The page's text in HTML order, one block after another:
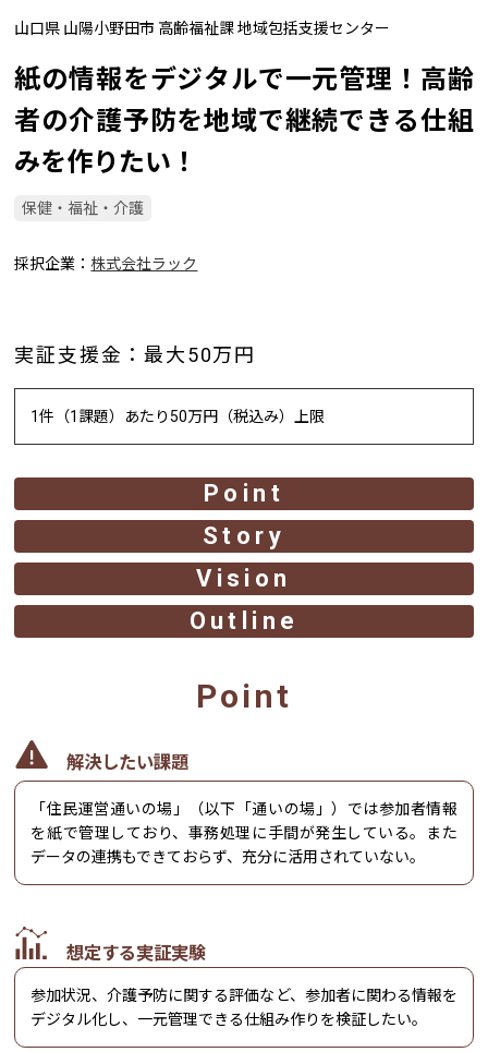
山口県 山陽小野田市 高齢福祉課 地域包括支援センター
紙の情報をデジタルで一元管理！高齢
者の介護予防を地域で継続できる仕組
みを作りたい！
保健・福祉・介護
採択企業 株式会社ラック
実証支援金：最大50万円
1件（1課題）あたり50万円（税込み）上限
Point
Story
Vision
Outline
Point
解決したい課題
「住民運営通いの場」（以下「通いの場」）では参加者情報
を紙で管理しており、事務処理に手間が発生している。また
データの連携もできておらず、充分に活用されていない。
想定する実証実験
参加状況、介護予防に関する評価など、参加者に関わる情報を
デジタル化し、一元管理できる仕組み作りを検証したい。